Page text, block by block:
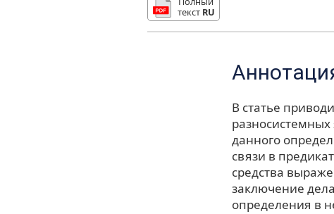
текст RU
В статье
данного
связи в
средства
заключение
определения в